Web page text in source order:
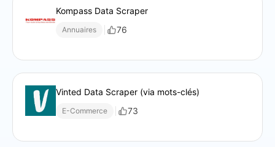
Kompass Data Scraper
Annuaires 76
Vinted Data Scraper (via mots-clés)
E-Commerce 73